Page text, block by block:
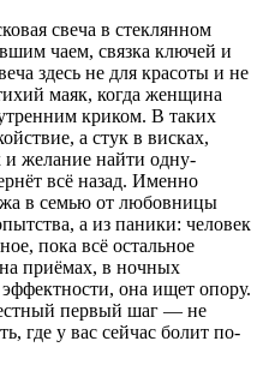
свеча в стеклянном
чаем, связка ключей и
здесь не для красоты и не
маяк, когда женщина
криком. В таких
а стук в висках,
и желание найти одну-
всё назад. Именно
в семью от любовницы
а из паники: человек
пока всё остальное
приёмах, в ночных
она ищет опору.
первый шаг — не
где у вас сейчас болит по-